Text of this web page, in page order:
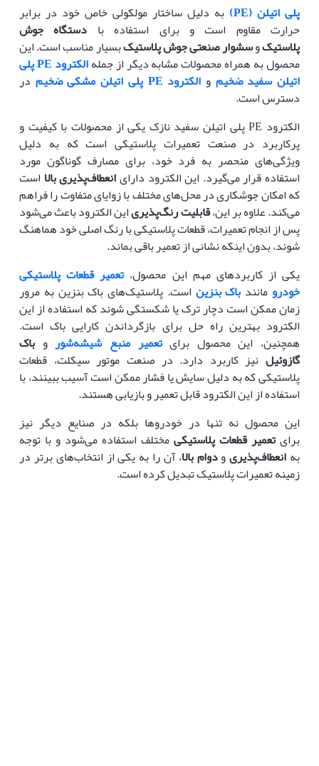
پلی اتیلن (PE) به دلیل ساختار مولکولی خاص خود در برابر
حرارت مقاوم است و برای استفاده با دستگاه جوش
پلاستیکوسشوار صنعتی جوش پلاستیکبسیار مناسب است. این
محصول به همراه محصولات مشابه دیگر از جمله الکترود PE پلی
اتیلن سفید ضخیم و الکترود PE پلی اتیلن مشکی ضخیم در
دسترس است.
الکترود PE پلی اتیلن سفید نازک یکی از محصولات با کیفیت و
پرکاربرد در صنعت تعمیرات پلاستیکی است که به دلیل
ویژگی‌های منحصر به فرد خود، برای مصارف گوناگون مورد
استفاده قرار می‌گیرد. این الکترود دارایانعطاف‌پذیری بالا است
که امکان جوشکاری در محل‌های مختلف با زوایای متفاوت را فراهم
می‌کند. علاوه بر این،قابلیت رنگ‌پذیریاین الکترود باعث می‌شود
پس از انجام تعمیرات، قطعات پلاستیکی با رنگ اصلی خود هماهنگ
شوند، بدون اینکه نشانی از تعمیر باقی بماند.
یکی از کاربردهای مهم این محصول، تعمیر قطعات پلاستیکی
خودرومانند باک بنزین است. پلاستیک‌های باک بنزین به مرور
زمان ممکن است دچار ترک یا شکستگی شوند که استفاده از این
الکترود بهترین راه حل برای بازگرداندن کارایی باک است.
همچنین، این محصول برایتعمیر منبع شیشه‌شورو باک
گازوئیل نیز کاربرد دارد. در صنعت موتور سیکلت، قطعات
پلاستیکی که به دلیل سایش یا فشار ممکن است آسیب ببینند، با
استفاده از این الکترود قابل تعمیر و بازیابی هستند.
این محصول نه تنها در خودروها بلکه در صنایع دیگر نیز
برایتعمیر قطعات پلاستیکیمختلف استفاده می‌شود و با توجه
بهانعطاف‌پذیریودوام بالا، آن را به یکی از انتخاب‌های برتر در
زمینه تعمیرات پلاستیک تبدیل کرده است.